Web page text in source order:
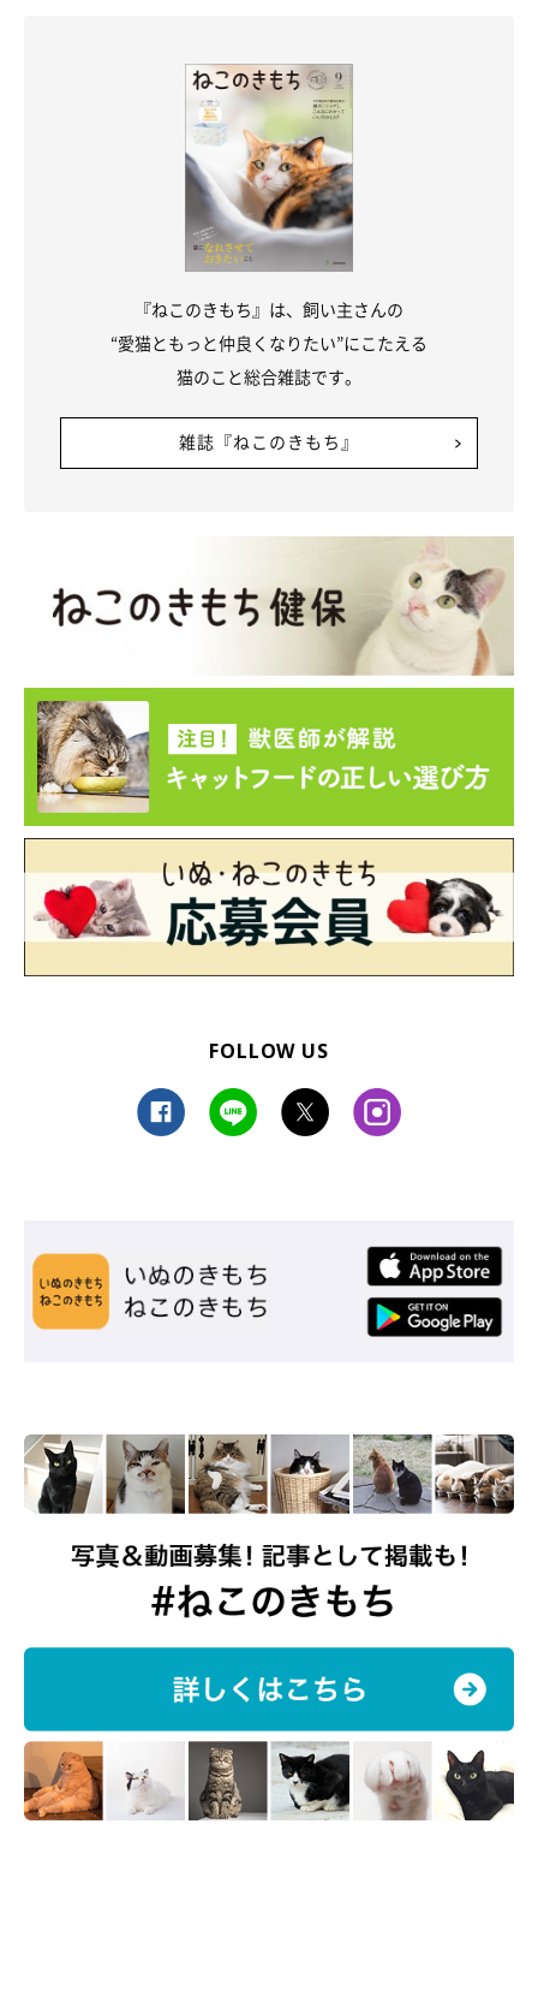
楽天1位 LEDライト付き 高輝度LEDライト led LEDライ
ト 爪切り 犬の爪切り 簡単操作 初心者 簡単 コンパクト
ステンレス製 ネイルケア 犬 猫 ねこ うさぎ 小動物 ペ
ット爪切り小動物 ライト付き ペット ペット用品 ペッ
価格：1,250円（税込、送料無料)(2025/5/16時点)
楽天1位 猫 爪切り 目隠し 補助具 マスク 爪切り補助具
キャットマスク 猫の爪切りグッズ 日本製 爪切り対策
猫用品 猫用マスク 猫マスク アイマスク フェイスマス
ク 爪きり補助具 口輪 噛みつき防止 ペット用品 子猫 猫
価格：780円（税込、送料無料)(2025/5/16時点)
楽天で購入
＼アフターSALE実施中！／ 爪切り 猫 ペット ペット爪
切り 犬 ギロチン ギロチンタイプ 猫爪切りグッズ ネコ
爪切り 猫の爪切り ペット用爪切り スパッと切れる 滑
りにくい 切りやすい グルーミングツール
価格：1,380円（税込、送料無料)(2025/5/16時点)
楽天で購入
楽天市場で人気の爪切りグッズをご紹介！
『ねこのきもち』は、飼い主さんの
“愛猫ともっと仲良くなりたい”にこたえる
猫のこと総合雑誌です。
雑誌『ねこのきもち』
FOLLOW US